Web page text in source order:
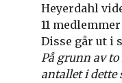
Heyerdahl
11
Disse går ut i
På grunn av
antallet i dette